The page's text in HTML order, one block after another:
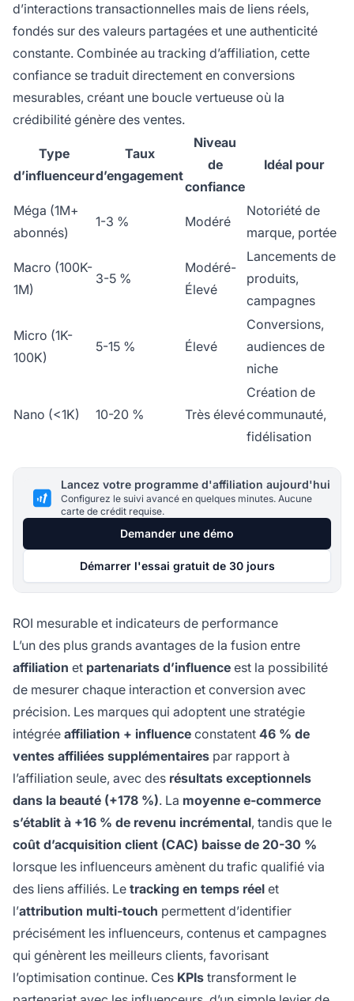
d’interactions transactionnelles mais de liens réels,
fondés sur des valeurs partagées et une authenticité
constante. Combinée au tracking d’affiliation, cette
confiance se traduit directement en conversions
mesurables, créant une boucle vertueuse où la
crédibilité génère des ventes.
Type
d’influenceur
Taux
d’engagement
Niveau
de
confiance
Idéal pour
Méga (1M+
abonnés)
1-3 % Modéré
Notoriété de
marque, portée
Macro (100K-
1M)
3-5 %
Modéré-
Élevé
Lancements de
produits,
campagnes
Micro (1K-
100K)
5-15 % Élevé
Conversions,
audiences de
niche
Nano (<1K) 10-20 % Très élevé
Création de
communauté,
fidélisation
Lancez votre programme d'affiliation aujourd'hui
Configurez le suivi avancé en quelques minutes. Aucune
carte de crédit requise.
Demander une démo
Démarrer l'essai gratuit de 30 jours
ROI mesurable et indicateurs de performance
L’un des plus grands avantages de la fusion entre
affiliation et partenariats d’influence est la possibilité
de mesurer chaque interaction et conversion avec
précision. Les marques qui adoptent une stratégie
intégrée affiliation + influence constatent 46 % de
ventes affiliées supplémentaires par rapport à
l’affiliation seule, avec des résultats exceptionnels
dans la beauté (+178 %). La moyenne e-commerce
s’établit à +16 % de revenu incrémental, tandis que le
coût d’acquisition client (CAC) baisse de 20-30 %
lorsque les influenceurs amènent du trafic qualifié via
des liens affiliés. Le tracking en temps réel et
l’attribution multi-touch permettent d’identifier
précisément les influenceurs, contenus et campagnes
qui génèrent les meilleurs clients, favorisant
l’optimisation continue. Ces KPIs transforment le